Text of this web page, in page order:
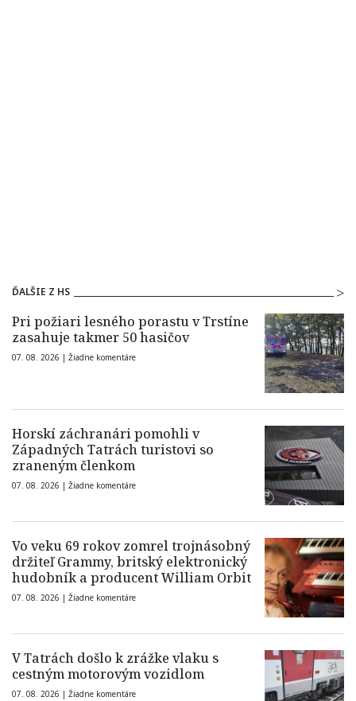
ĎALŠIE Z HS
Pri požiari lesného porastu v Trstíne
zasahuje takmer 50 hasičov
07. 08. 2026 | Žiadne komentáre
Horskí záchranári pomohli v
Západných Tatrách turistovi so
zraneným členkom
07. 08. 2026 | Žiadne komentáre
Vo veku 69 rokov zomrel trojnásobný
držiteľ Grammy, britský elektronický
hudobník a producent William Orbit
07. 08. 2026 | Žiadne komentáre
V Tatrách došlo k zrážke vlaku s
cestným motorovým vozidlom
07. 08. 2026 | Žiadne komentáre